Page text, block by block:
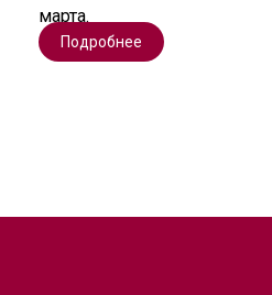
марта.
Подробнее